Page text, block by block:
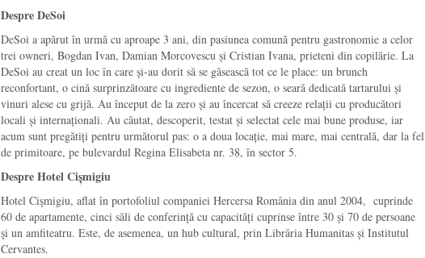
Despre DeSoi
DeSoi a apărut în urmă cu aproape 3 ani, din pasiunea comună pentru gastronomie a celor
trei owneri, Bogdan Ivan, Damian Morcovescu și Cristian Ivana, prieteni din copilărie. La
DeSoi au creat un loc în care și-au dorit să se găsească tot ce le place: un brunch
reconfortant, o cină surprinzătoare cu ingrediente de sezon, o seară dedicată tartarului și
vinuri alese cu grijă. Au început de la zero și au încercat să creeze relații cu producători
locali și internaționali. Au căutat, descoperit, testat și selectat cele mai bune produse, iar
acum sunt pregătiți pentru următorul pas: o a doua locație, mai mare, mai centrală, dar la fel
de primitoare, pe bulevardul Regina Elisabeta nr. 38, în sector 5.
Despre Hotel Cișmigiu
Hotel Cișmigiu, aflat în portofoliul companiei Hercersa România din anul 2004, cuprinde
60 de apartamente, cinci săli de conferință cu capacități cuprinse între 30 și 70 de persoane
și un amfiteatru. Este, de asemenea, un hub cultural, prin Librăria Humanitas și Institutul
Cervantes.